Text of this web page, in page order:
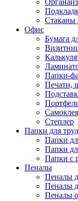
Стаканы
Офис
Бумага
Папки-
Печати,
Степлер
Папки для
Папки
Папки
Папки с
Пеналы
Пеналы
Пеналы
Пеналы